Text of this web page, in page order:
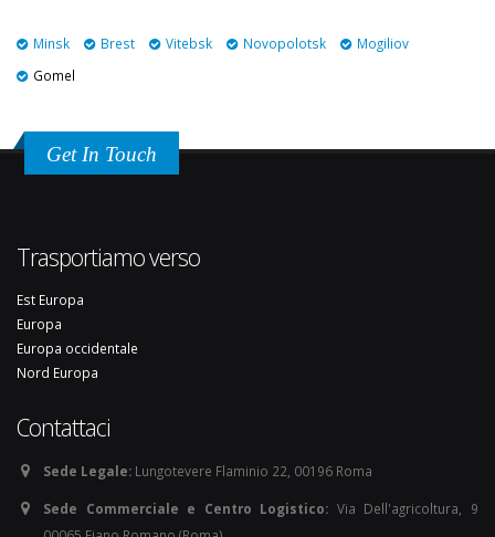
Minsk Brest Vitebsk Novopolotsk
Mogiliov
Gomel
Get In Touch
Trasportiamo verso
Est Europa
Europa
Europa occidentale
Nord Europa
Contattaci
Sede Legale: Lungotevere Flaminio 22, 00196 Roma
Sede Commerciale e Centro Logistico: Via Dell'agricoltura, 9